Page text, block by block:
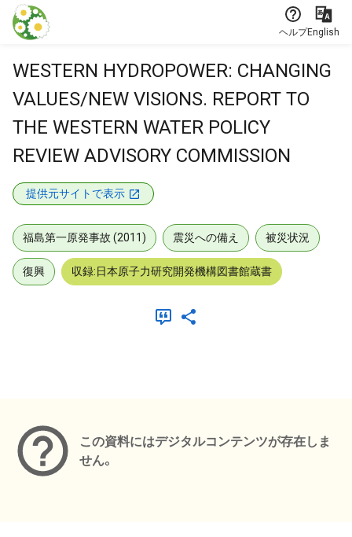
本文に飛ぶ
ヘルプEnglish
WESTERN HYDROPOWER: CHANGING
VALUES/NEW VISIONS. REPORT TO
THE WESTERN WATER POLICY
REVIEW ADVISORY COMMISSION
提供元サイトで表示
福島第一原発事故 (2011) 震災への備え 被災状況
復興 収録:日本原子力研究開発機構図書館蔵書
この資料にはデジタルコンテンツが存在しま
せん。